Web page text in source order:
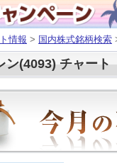
情報 > 国内株式銘柄検索
ン(4093) チャート